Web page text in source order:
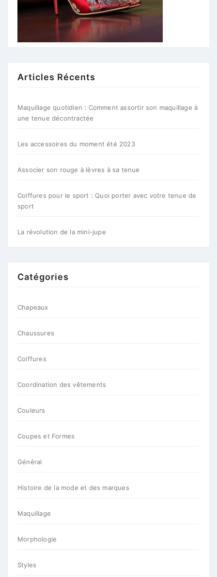
Articles Récents
Maquillage quotidien : Comment assortir son maquillage à
une tenue décontractée
Les accessoires du moment été 2023
Associer son rouge à lèvres à sa tenue
Coiffures pour le sport : Quoi porter avec votre tenue de
sport
La révolution de la mini-jupe
Catégories
Chapeaux
Chaussures
Coiffures
Coordination des vêtements
Couleurs
Coupes et Formes
Général
Histoire de la mode et des marques
Maquillage
Morphologie
Styles